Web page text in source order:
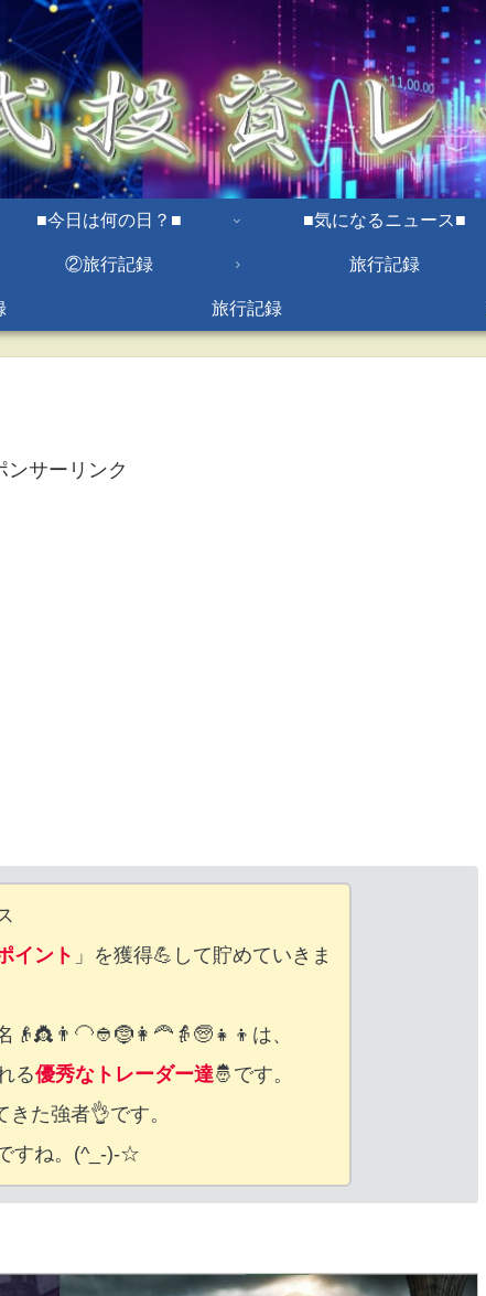
■今日は何の日？■ ■気になるニュース■
②旅行記録 旅行記録
旅行記録
ンサーリンク
イント 」を獲得💪して貯めていきま
は、
る優秀なトレーダー達🤴です。
た強者👌です。
すね。(^_-)-☆